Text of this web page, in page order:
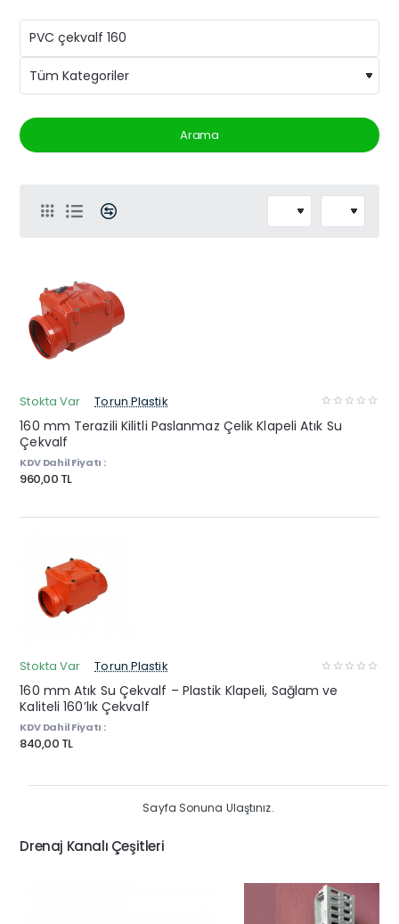
Arama
Stokta Var Torun Plastik
160 mm Terazili Kilitli Paslanmaz Çelik Klapeli Atık Su
Çekvalf
KDV Dahil Fiyatı :
960,00 TL
Stokta Var Torun Plastik
160 mm Atık Su Çekvalf – Plastik Klapeli, Sağlam ve
Kaliteli 160’lık Çekvalf
KDV Dahil Fiyatı :
840,00 TL
Sayfa Sonuna Ulaştınız.
Drenaj Kanalı Çeşitleri